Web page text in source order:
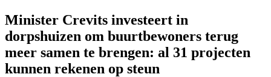
Minister Crevits investeert in
dorpshuizen om buurtbewoners terug
meer samen te brengen: al 31 projecten
kunnen rekenen op steun